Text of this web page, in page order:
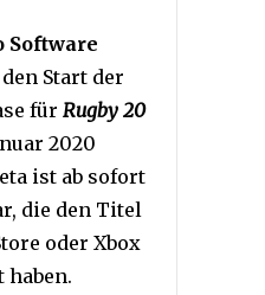
Software
Start der
für Rugby 20
2020
ist ab sofort
die den Titel
oder Xbox
haben.